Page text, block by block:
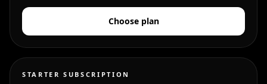
Choose plan
STARTER SUBSCRIPTION